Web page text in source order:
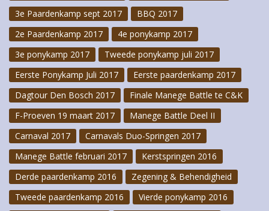
3e Paardenkamp sept 2017
BBQ 2017
2e Paardenkamp 2017
4e ponykamp 2017
3e ponykamp 2017
Tweede ponykamp juli 2017
Eerste Ponykamp Juli 2017
Eerste paardenkamp 2017
Dagtour Den Bosch 2017
Finale Manege Battle te C&K
F-Proeven 19 maart 2017
Manege Battle Deel II
Carnaval 2017
Carnavals Duo-Springen 2017
Manege Battle februari 2017
Kerstspringen 2016
Derde paardenkamp 2016
Zegening & Behendigheid
Tweede paardenkamp 2016
Vierde ponykamp 2016